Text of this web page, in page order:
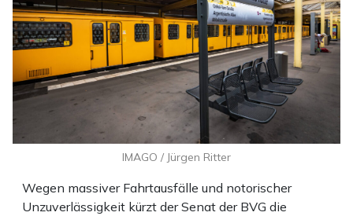
Wegen massiver Fahrtausfälle und notorischer
Unzuverlässigkeit kürzt der Senat der BVG die
IMAGO / Jürgen Ritter